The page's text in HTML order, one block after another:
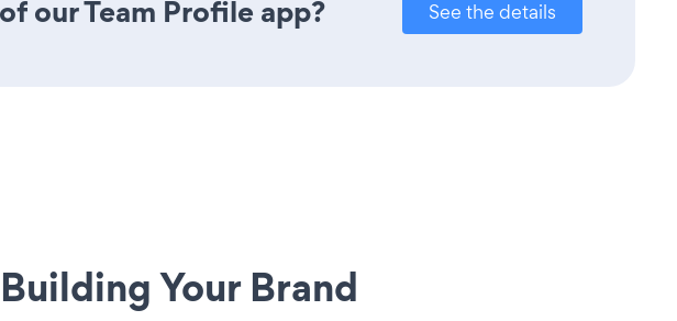
our Team Profile app? See the details
Your Brand